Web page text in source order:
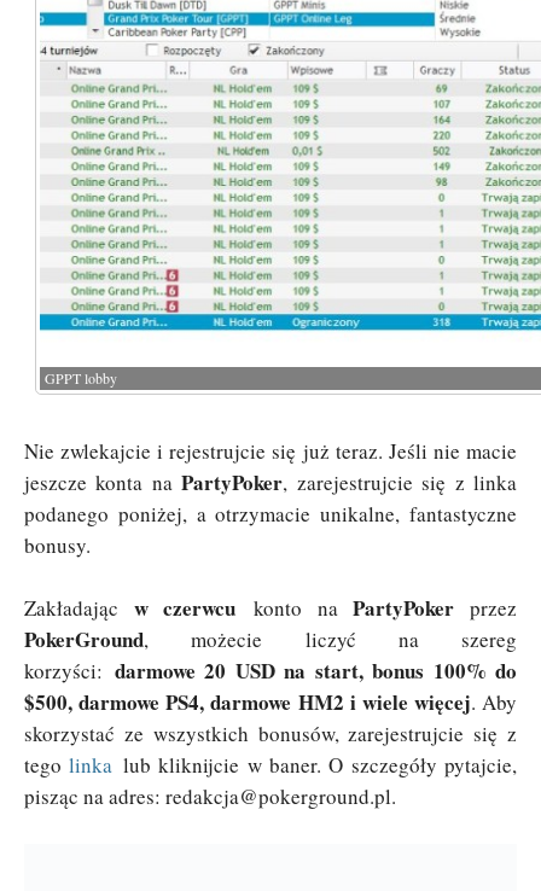
GPPT lobby
Nie zwlekajcie i rejestrujcie się już teraz. Jeśli nie macie
jeszcze konta naPartyPoker, zarejestrujcie się z linka
podanego poniżej, a otrzymacie unikalne, fantastyczne
bonusy.
Zakładając w czerwcu konto naPartyPoker przez
PokerGround, możecie liczyć na szereg
korzyści: darmowe 20 USD na start, bonus 100% do
$500, darmowe PS4, darmowe HM2 i wiele więcej. Aby
skorzystać ze wszystkich bonusów, zarejestrujcie się z
tegolinka lub kliknijcie w baner. O szczegóły pytajcie,
pisząc na adres: redakcja@pokerground.pl.